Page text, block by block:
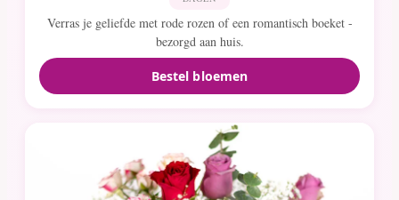
Verras je geliefde met rode rozen of een romantisch boeket -
bezorgd aan huis.
Bestel bloemen